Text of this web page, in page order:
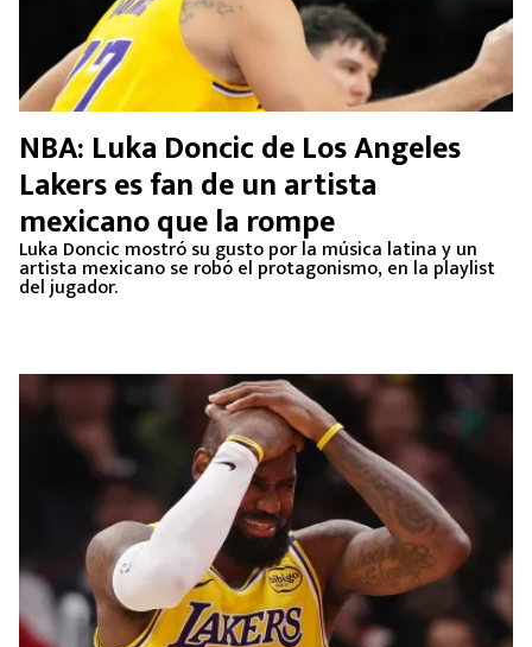
NBA: Luka Doncic de Los Angeles
Lakers es fan de un artista
mexicano que la rompe
Luka Doncic mostró su gusto por la música latina y un
artista mexicano se robó el protagonismo, en la playlist
del jugador.